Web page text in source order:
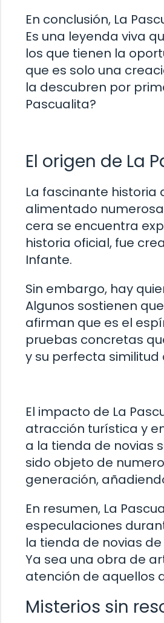
En conclusión, La
Es una leyenda viva
los que tienen la
que es solo una
la descubren por
Pascualita?
El origen de La
La fascinante historia
alimentado
cera se encuentra
historia oficial, fue
Infante.
Sin embargo, hay
Algunos sostienen
afirman que es el
pruebas concretas
y su perfecta
El impacto de La
atracción turística y
a la tienda de novias
sido objeto de
generación,
En resumen, La
especulaciones
la tienda de novias
Ya sea una obra de
atención de aquellos
Misterios sin